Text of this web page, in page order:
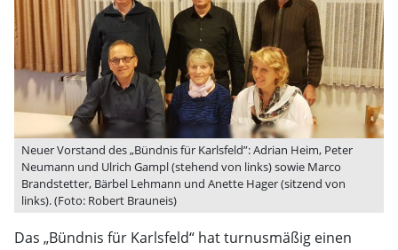
Neuer Vorstand des „Bündnis für Karlsfeld”: Adrian Heim, Peter
Neumann und Ulrich Gampl (stehend von links) sowie Marco
Brandstetter, Bärbel Lehmann und Anette Hager (sitzend von
links). (Foto: Robert Brauneis)
Das „Bündnis für Karlsfeld“ hat turnusmäßig einen